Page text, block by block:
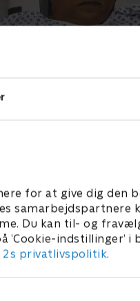
for at give dig den
samarbejdspartnere
Du kan til- og
indstillinger’ i
2s privatlivspolitik.
mistænker, at han